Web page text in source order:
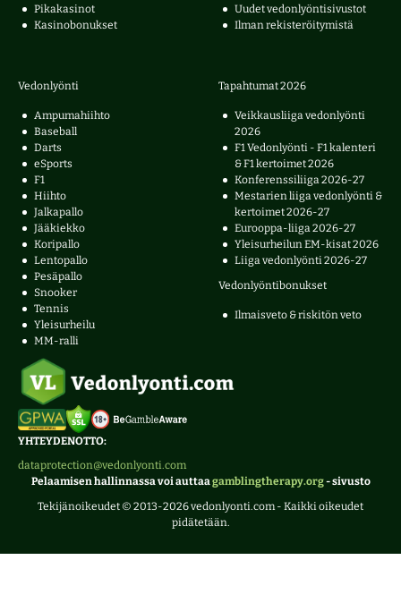
Pikakasinot
Kasinobonukset
Uudet vedonlyöntisivustot
Ilman rekisteröitymistä
Vedonlyönti
Ampumahiihto
Baseball
Darts
eSports
F1
Hiihto
Jalkapallo
Jääkiekko
Koripallo
Lentopallo
Pesäpallo
Snooker
Tennis
Yleisurheilu
MM-ralli
Tapahtumat 2026
Veikkausliiga vedonlyönti
2026
F1 Vedonlyönti - F1 kalenteri
& F1 kertoimet 2026
Konferenssiliiga 2026-27
Mestarien liiga vedonlyönti &
kertoimet 2026-27
Eurooppa-liiga 2026-27
Yleisurheilun EM-kisat 2026
Liiga vedonlyönti 2026-27
Vedonlyöntibonukset
Ilmaisveto & riskitön veto
YHTEYDENOTTO:
dataprotection@vedonlyonti.com
Pelaamisen hallinnassa voi auttaagamblingtherapy.org- sivusto
Tekijänoikeudet © 2013-2026 vedonlyonti.com - Kaikki oikeudet
pidätetään.